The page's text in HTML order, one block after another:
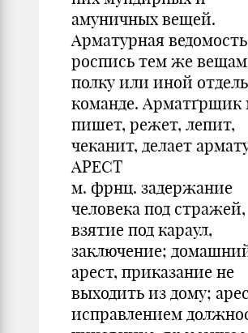
амуничных вещей.
Арматурная
роспись тем же
полку или иной
команде. Арматґрщик
пишет, режет, лепит,
чеканит, делает
АРЕСТ
м. фрнц. задержание
человека под стражей,
взятие под караул,
заключение;
арест, приказание не
выходить из дому;
исправлением